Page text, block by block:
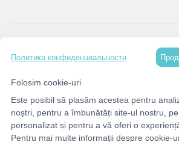
КОНТАКТЫ
Политика конфиденциальности
Folosim cookie-uri
Este posibil să plasăm acestea pentru
noștri, pentru a îmbunătăți site-ul nostru,
personalizat și pentru a vă oferi o
Pentru mai multe informații despre cookie-